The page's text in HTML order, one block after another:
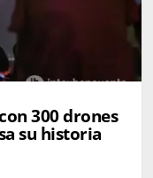
300 drones
su historia